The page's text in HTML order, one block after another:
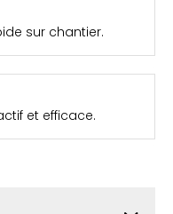
sur chantier.
et efficace.